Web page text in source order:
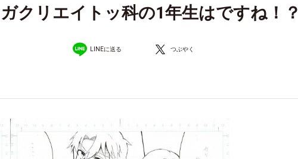
クリエイトッ科の1年生はですね！？
LINEに送る つぶやく